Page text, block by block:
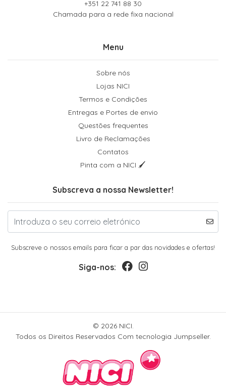
+351 22 741 88 30
Chamada para a rede fixa nacional
Menu
Sobre nós
Lojas NICI
Termos e Condições
Entregas e Portes de envio
Questões frequentes
Livro de Reclamações
Contatos
Pinta com a NICI 🖌
Subscreva a nossa Newsletter!
Subscreve o nossos emails para ficar a par das novidades e ofertas!
Siga-nos:
© 2026 NICI.
Todos os Direitos Reservados Com tecnologia Jumpseller.